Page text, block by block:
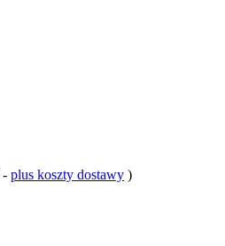
- plus koszty dostawy )